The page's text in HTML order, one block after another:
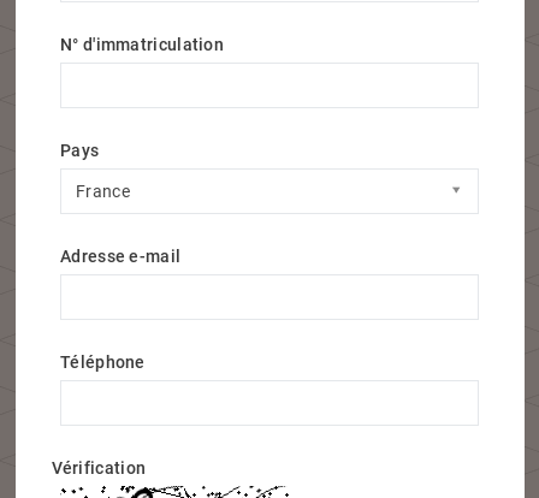
N° d'immatriculation
Pays
France
Pays
Adresse e-mail
Téléphone
Vérification